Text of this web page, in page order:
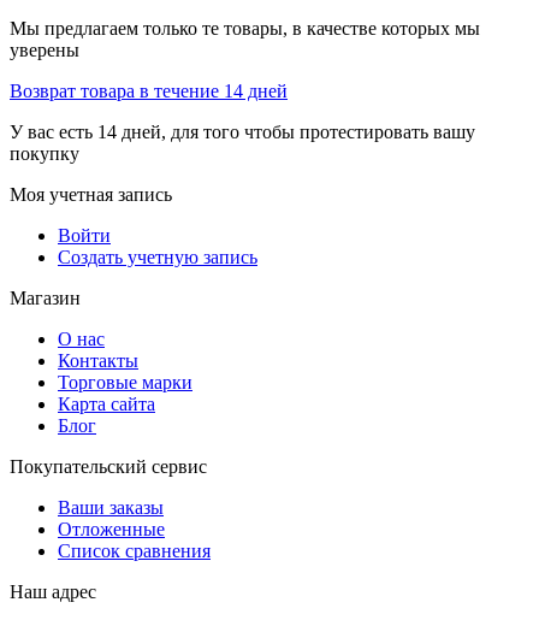
Мы предлагаем только те товары, в качестве которых мы
уверены
Возврат товара в течение 14 дней
У вас есть 14 дней, для того чтобы протестировать вашу
покупку
Моя учетная запись
Войти
Создать учетную запись
Магазин
О нас
Контакты
Торговые марки
Карта сайта
Блог
Покупательский сервис
Ваши заказы
Отложенные
Список сравнения
Наш адрес